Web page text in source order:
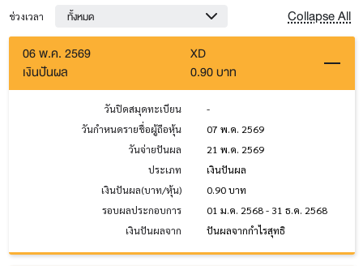
ช่วงเวลา ทั้งหมด Collapse All
06 พ.ค. 2569
XD
เงินปันผล
0.90 บาท
วันปิดสมุดทะเบียน
-
วันกำหนดรายชื่อผู้ถือหุ้น
07 พ.ค. 2569
วันจ่ายปันผล
21 พ.ค. 2569
ประเภท
เงินปันผล
เงินปันผล(บาท/หุ้น)
0.90 บาท
รอบผลประกอบการ
01 ม.ค. 2568 - 31 ธ.ค. 2568
เงินปันผลจาก
ปันผลจากกำไรสุทธิ